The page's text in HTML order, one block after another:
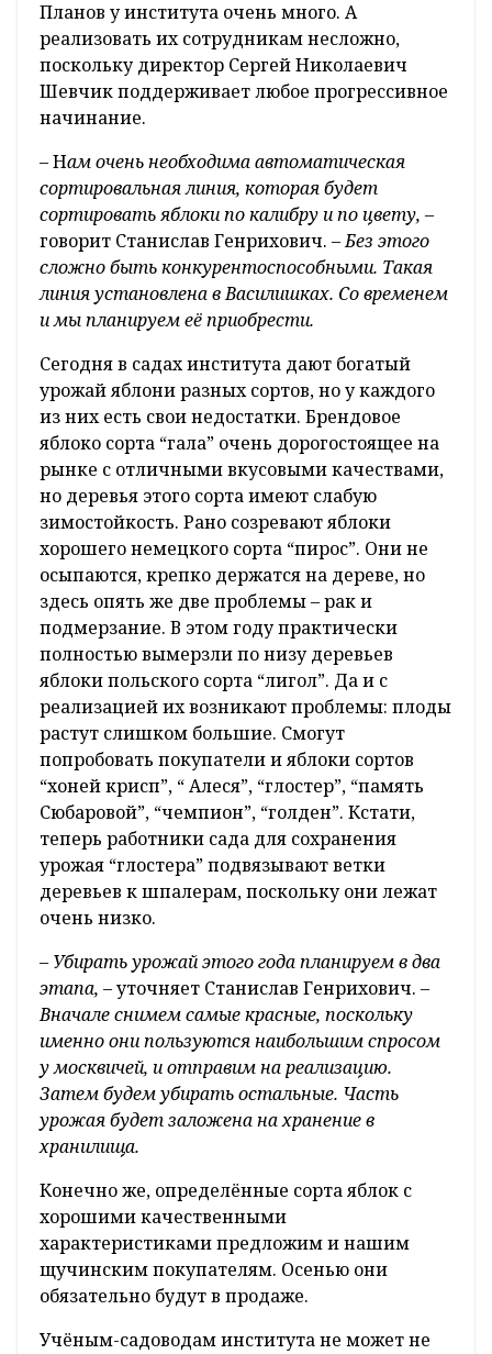
Планов у института очень много. А
реализовать их сотрудникам несложно,
поскольку директор Сергей Николаевич
Шевчик поддерживает любое прогрессивное
начинание.
– Нам очень необходима автоматическая
сортировальная линия, которая будет
сортировать яблоки по калибру и по цвету, –
говорит Станислав Генрихович. –Без этого
сложно быть конкурентоспособными. Такая
линия установлена в Василишках. Со временем
и мы планируем её приобрести.
Сегодня в садах института дают богатый
урожай яблони разных сортов, но у каждого
из них есть свои недостатки. Брендовое
яблоко сорта “гала” очень дорогостоящее на
рынке с отличными вкусовыми качествами,
но деревья этого сорта имеют слабую
зимостойкость. Рано созревают яблоки
хорошего немецкого сорта “пирос”. Они не
осыпаются, крепко держатся на дереве, но
здесь опять же две проблемы – рак и
подмерзание. В этом году практически
полностью вымерзли по низу деревьев
яблоки польского сорта “лигол”. Да и с
реализацией их возникают проблемы: плоды
растут слишком большие. Смогут
попробовать покупатели и яблоки сортов
“хоней крисп”, “ Алеся”, “глостер”, “память
Сюбаровой”, “чемпион”, “голден”. Кстати,
теперь работники сада для сохранения
урожая “глостера” подвязывают ветки
деревьев к шпалерам, поскольку они лежат
очень низко.
– Убирать урожай этого года планируем в два
этапа, – уточняет Станислав Генрихович. –
Вначале снимем самые красные, поскольку
именно они пользуются наибольшим спросом
у москвичей, и отправим на реализацию.
Затем будем убирать остальные. Часть
урожая будет заложена на хранение в
хранилища.
Конечно же, определённые сорта яблок с
хорошими качественными
характеристиками предложим и нашим
щучинским покупателям. Осенью они
обязательно будут в продаже.
Учёным-садоводам института не может не